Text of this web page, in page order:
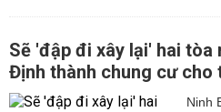
Sẽ 'đập đi xây lại' hai tòa
Định thành chung cư cho
Ninh